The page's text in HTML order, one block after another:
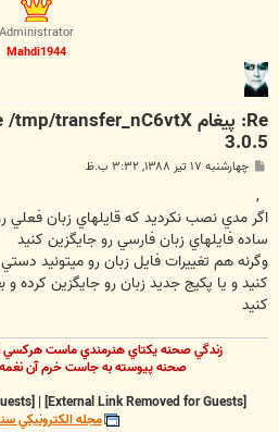
Administrator
Mahdi1944
3.0.5
پ چهارشنبه ۱۷ تیر ۱۳۸۸, ۳:۳۲ ب.ظ
اگر مدي نصب نکرديد که قايلهاي زبان
ساده فايلهاي زبان فارسي رو جايگزين کنيد
وگرنه هم تغييرات فايل زبان رو ميتونيد
کنيد و يا پکيج جديد زبان رو جايگزين کرده و
کنيد
زندگي صحنه يکتاي هنرمندي ماست هرکسي
صحنه پيوسته به جاست خرم آن نغمه
|
مجله الکترونيکي